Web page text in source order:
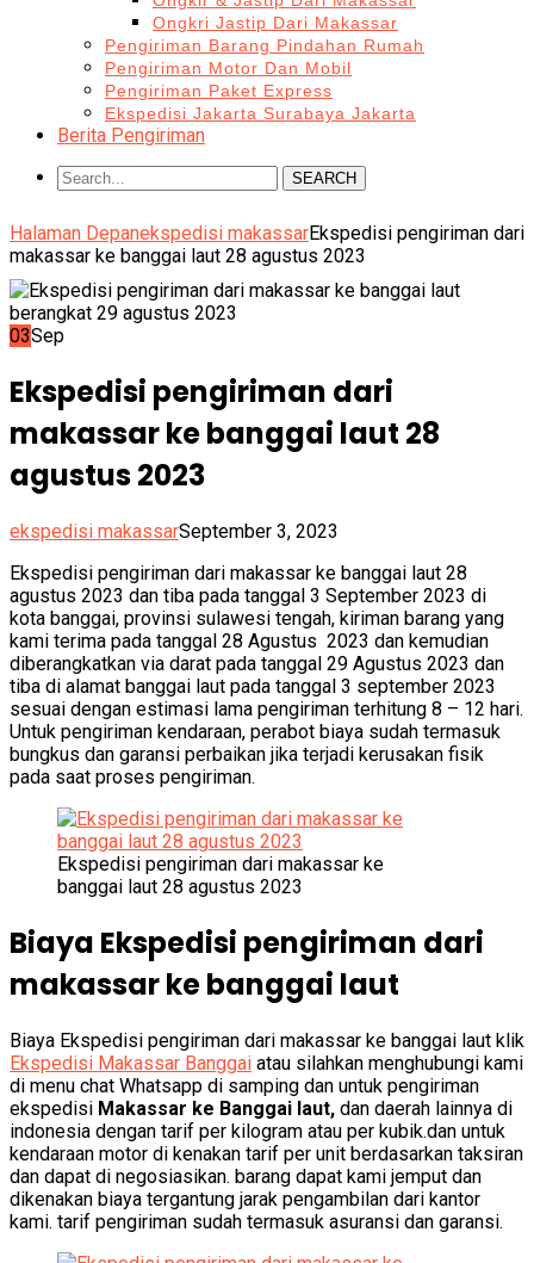
Ongkri Jastip Dari Makassar
Pengiriman Barang Pindahan Rumah
Pengiriman Motor Dan Mobil
Pengiriman Paket Express
Ekspedisi Jakarta Surabaya Jakarta
Berita Pengiriman
SEARCH
Halaman Depanekspedisi makassarEkspedisi pengiriman dari
makassar ke banggai laut 28 agustus 2023
03Sep
Ekspedisi pengiriman dari
makassar ke banggai laut 28
agustus 2023
ekspedisi makassarSeptember 3, 2023
Ekspedisi pengiriman dari makassar ke banggai laut 28
agustus 2023 dan tiba pada tanggal 3 September 2023 di
kota banggai, provinsi sulawesi tengah, kiriman barang yang
kami terima pada tanggal 28 Agustus 2023 dan kemudian
diberangkatkan via darat pada tanggal 29 Agustus 2023 dan
tiba di alamat banggai laut pada tanggal 3 september 2023
sesuai dengan estimasi lama pengiriman terhitung 8 – 12 hari.
Untuk pengiriman kendaraan, perabot biaya sudah termasuk
bungkus dan garansi perbaikan jika terjadi kerusakan fisik
pada saat proses pengiriman.
Ekspedisi pengiriman dari makassar ke
banggai laut 28 agustus 2023
Biaya Ekspedisi pengiriman dari
makassar ke banggai laut
Biaya Ekspedisi pengiriman dari makassar ke banggai laut klik
Ekspedisi Makassar Banggai atau silahkan menghubungi kami
di menu chat Whatsapp di samping dan untuk pengiriman
ekspedisi Makassar ke Banggai laut, dan daerah lainnya di
indonesia dengan tarif per kilogram atau per kubik.dan untuk
kendaraan motor di kenakan tarif per unit berdasarkan taksiran
dan dapat di negosiasikan. barang dapat kami jemput dan
dikenakan biaya tergantung jarak pengambilan dari kantor
kami. tarif pengiriman sudah termasuk asuransi dan garansi.